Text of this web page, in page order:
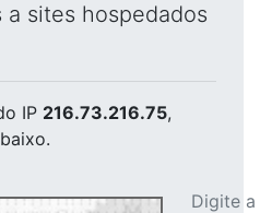
a sites hospedados
IP 216.73.216.75,
Digite